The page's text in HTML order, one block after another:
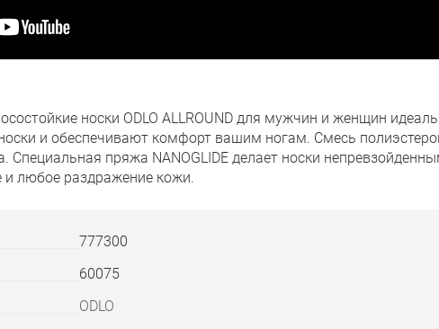
носки ODLO ALLROUND для мужчин и женщин
и обеспечивают комфорт вашим ногам. Смесь
Специальная пряжа NANOGLIDE делает носки
и любое раздражение кожи.
777300
60075
ODLO